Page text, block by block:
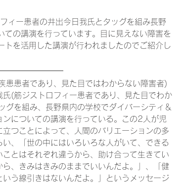
ィー患者の井出今日我氏とタッグを組み長野
の講演を行っています。目に見えない障害を
を活用した講演が行われましたのでご紹介し
患患者であり、見た目ではわからない障害者)
氏(筋ジストロフィー患者であり、見た目でわか
グを組み、長野県内の学校でダイバーシティ＆
ンについての講演を行っている。この2人が児
立つことによって、人間のバリエーションの多
い、「世の中にはいろいろな人がいて、できる
ことはそれぞれ違うから、助け合って生きてい
ら、きみはきみのままでいいんだよ。」、「健
いう線引きはないんだよ。」というメッセージ